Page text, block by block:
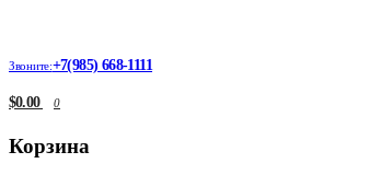
Звоните:+7(985) 668-1111
$0.00 0
Корзина